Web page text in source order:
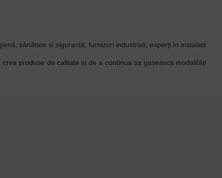
sănătate și siguranță, furnizori industriali, experți în instalații
crea produse de calitate și de a continua sa gaseasca modalități